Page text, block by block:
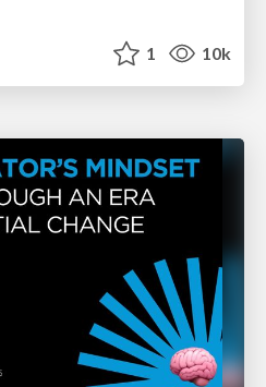
1 10k